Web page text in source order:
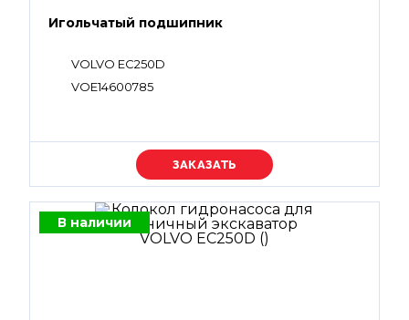
Игольчатый подшипник
VOLVO EC250D
VOE14600785
Уточняйте цену
В наличии